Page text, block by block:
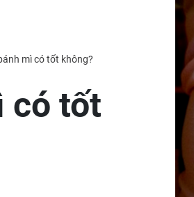
mì có tốt không?
có tốt